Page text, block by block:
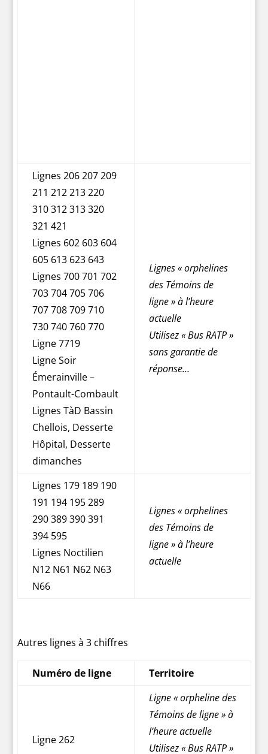
Lignes 206 207 209
211 212 213 220
310 312 313 320
321 421
Lignes 602 603 604
605 613 623 643
Lignes 700 701 702
703 704 705 706
707 708 709 710
730 740 760 770
Ligne 7719
Ligne Soir
Émerainville –
Pontault-Combault
Lignes TàD Bassin
Chellois, Desserte
Hôpital, Desserte
dimanches
Lignes « orphelines
des Témoins de
ligne » à l’heure
actuelle
Utilisez « Bus RATP »
sans garantie de
réponse…
Lignes 179 189 190
191 194 195 289
290 389 390 391
394 595
Lignes Noctilien
N12 N61 N62 N63
N66
Lignes « orphelines
des Témoins de
ligne » à l’heure
actuelle
Autres lignes à 3 chiffres
Numéro de ligne Territoire
Ligne 262
Ligne « orpheline des
Témoins de ligne » à
l’heure actuelle
Utilisez « Bus RATP »